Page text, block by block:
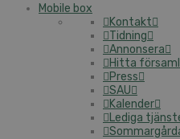
Mobile box
Kontakt
Tidning
Annonsera
Hitta
Press
SAU
Kalender
Lediga